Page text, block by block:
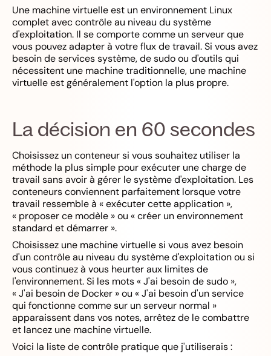
Une machine virtuelle est un environnement Linux
complet avec contrôle au niveau du système
d'exploitation. Il se comporte comme un serveur que
vous pouvez adapter à votre flux de travail. Si vous avez
besoin de services système, de sudo ou d'outils qui
nécessitent une machine traditionnelle, une machine
virtuelle est généralement l'option la plus propre.
La décision en 60 secondes
Choisissez un conteneur si vous souhaitez utiliser la
méthode la plus simple pour exécuter une charge de
travail sans avoir à gérer le système d'exploitation. Les
conteneurs conviennent parfaitement lorsque votre
travail ressemble à « exécuter cette application »,
« proposer ce modèle » ou « créer un environnement
standard et démarrer ».
Choisissez une machine virtuelle si vous avez besoin
d'un contrôle au niveau du système d'exploitation ou si
vous continuez à vous heurter aux limites de
l'environnement. Si les mots « J'ai besoin de sudo »,
« J'ai besoin de Docker » ou « J'ai besoin d'un service
qui fonctionne comme sur un serveur normal »
apparaissent dans vos notes, arrêtez de le combattre
et lancez une machine virtuelle.
Voici la liste de contrôle pratique que j'utiliserais :